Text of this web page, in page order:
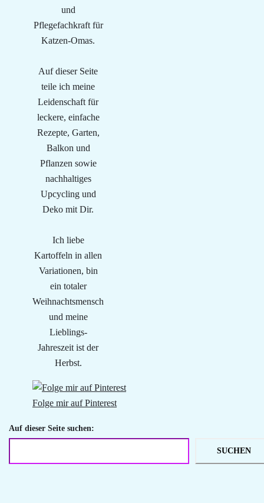
und
Pflegefachkraft für
Katzen-Omas.
Auf dieser Seite
teile ich meine
Leidenschaft für
leckere, einfache
Rezepte, Garten,
Balkon und
Pflanzen sowie
nachhaltiges
Upcycling und
Deko mit Dir.
Ich liebe
Kartoffeln in allen
Variationen, bin
ein totaler
Weihnachtsmensch
und meine
Lieblings-
Jahreszeit ist der
Herbst.
Folge mir auf Pinterest
Auf dieser Seite suchen:
SUCHEN